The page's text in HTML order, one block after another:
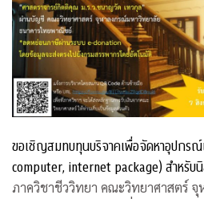
ขอเชิญสมทบทุนบริจาคเพื่อจัดหาอุปกรณ์
computer, internet package) สำหรับ
ขาดแคลน
ภาควิชาชีววิทยา คณะวิทยาศาสตร์